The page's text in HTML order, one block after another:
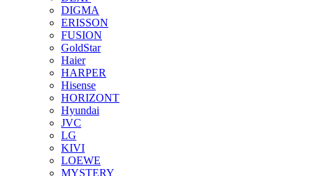
DIGMA
ERISSON
FUSION
GoldStar
Haier
HARPER
Hisense
HORIZONT
Hyundai
JVC
LG
KIVI
LOEWE
MYSTERY